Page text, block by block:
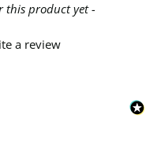
this product yet -
a review